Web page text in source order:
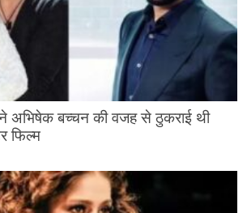
बच्चन की वजह से ठुकराई थी
फिल्म